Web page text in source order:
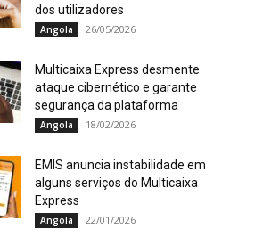
dos utilizadores
Angola 26/05/2026
Multicaixa Express desmente
ataque cibernético e garante
segurança da plataforma
Angola 18/02/2026
EMIS anuncia instabilidade em
alguns serviços do Multicaixa
Express
Angola 22/01/2026